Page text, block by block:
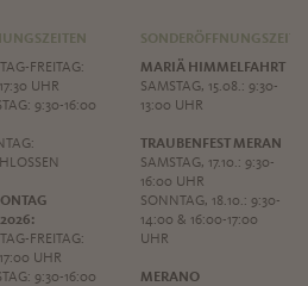
FREITAG:
UHR
9:30-16:00
FREITAG:
UHR
9:30-16:00
MARIÄ HIMMELFAHRT
SAMSTAG, 15.08.: 9:30-
13:00 UHR
TRAUBENFEST MERAN
SAMSTAG, 17.10.: 9:30-
16:00 UHR
SONNTAG, 18.10.: 9:30-
14:00 & 16:00-17:00
UHR
MERANO